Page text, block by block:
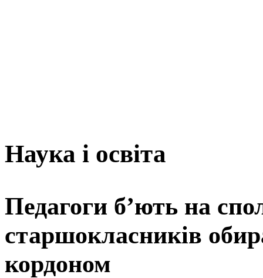
Наука і освіта
Педагоги б’ють на
старшокласників
кордоном